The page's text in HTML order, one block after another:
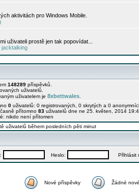
aktivitách pro Windows Mobile.
uživateli prostě jen tak popovídat...
jacktalking
148289 příspěvků.
uživatelů.
uživatelem je 8xbettwales
0 uživatelů: 0 registrovaných, 0 skrytých a 0
přítomno 83 uživatelů dne ne 25. květen, 2014
nikdo není přítomen
uživatelů během posledních pěti minut
Heslo: Přihlásit
Nové příspěvky Žádné